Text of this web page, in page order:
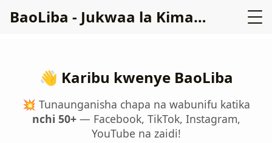
BaoLiba - Jukwaa la Kimataifa la Wenye Ushawishi
👋 Karibu kwenye BaoLiba
💥 Tunaunganisha chapa na wabunifu katika
nchi 50+— Facebook, TikTok, Instagram,
YouTube na zaidi!